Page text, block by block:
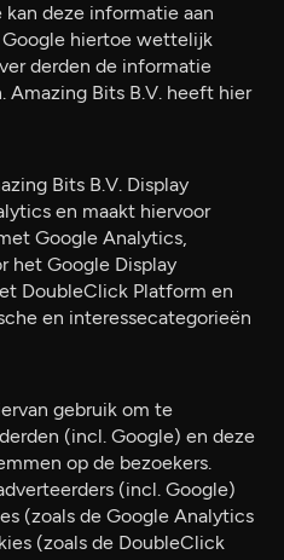
deze informatie aan
hiertoe wettelijk
derden de informatie
Amazing Bits B.V. heeft hier
Bits B.V. Display
en maakt hiervoor
Google Analytics,
het Google Display
DoubleClick Platform en
en interessecategorieën
gebruik om te
(incl. Google) en deze
op de bezoekers.
(incl. Google)
(zoals de Google Analytics
(zoals de DoubleClick